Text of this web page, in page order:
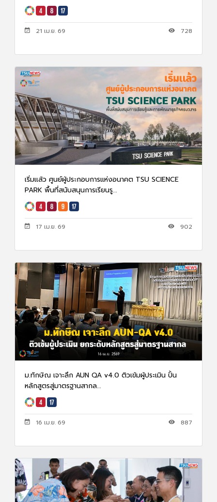
21 เม.ย. 69 728
เริ่มเเล้ว ศูนย์ผู้ประกอบการแห่งอนาคต TSU SCIENCE
PARK พื้นที่สนับสนุนการเรียนรู...
17 เม.ย. 69 902
ม.ทักษิณ เจาะลึก AUN QA v4.0 ติวเข้มผู้ประเมิน ปั้น
หลักสูตรสู่มาตรฐานสากล...
16 เม.ย. 69 887